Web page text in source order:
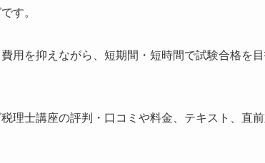
す。
用を抑えながら、短期間・短時間で試験合格を
理士講座の評判・口コミや料金、テキスト、直